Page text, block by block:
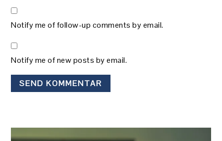
Notify me of follow-up comments by email.
Notify me of new posts by email.
PRIMÆR